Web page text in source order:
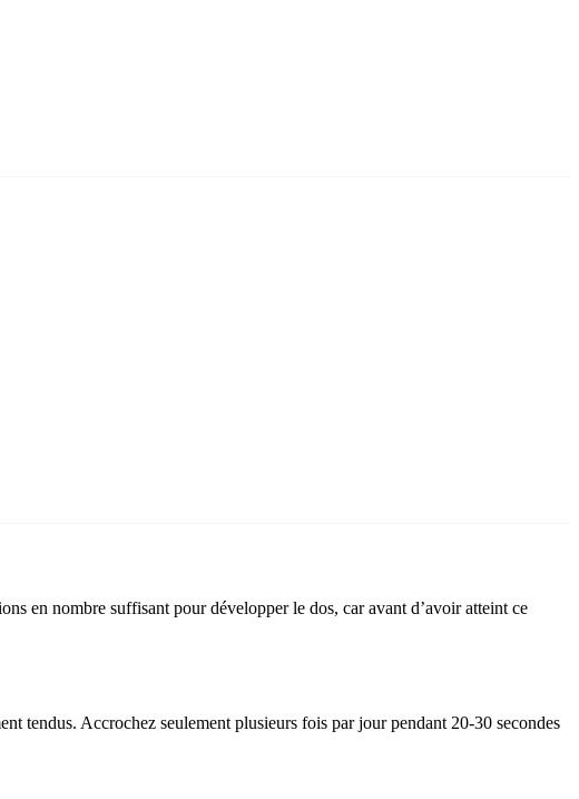
en nombre suffisant pour développer le dos, car avant d’avoir atteint ce
tendus. Accrochez seulement plusieurs fois par jour pendant 20-30 secondes